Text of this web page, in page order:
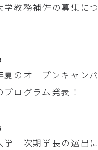
学教務補佐の募集につ
夏のオープンキャンパ
ログラム発表！
学 次期学長の選出に